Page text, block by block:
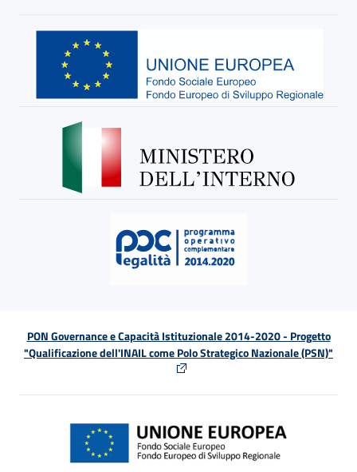
PON Governance e Capacità Istituzionale 2014-2020 - Progetto
"Qualificazione dell'INAIL come Polo Strategico Nazionale (PSN)"